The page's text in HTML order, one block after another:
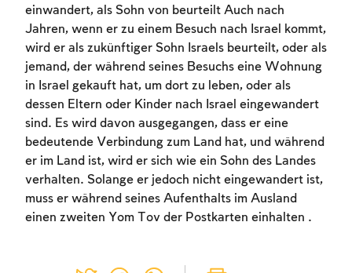
einwandert, als Sohn von beurteilt Auch nach
Jahren, wenn er zu einem Besuch nach Israel kommt,
wird er als zukünftiger Sohn Israels beurteilt, oder als
jemand, der während seines Besuchs eine Wohnung
in Israel gekauft hat, um dort zu leben, oder als
dessen Eltern oder Kinder nach Israel eingewandert
sind. Es wird davon ausgegangen, dass er eine
bedeutende Verbindung zum Land hat, und während
er im Land ist, wird er sich wie ein Sohn des Landes
verhalten. Solange er jedoch nicht eingewandert ist,
muss er während seines Aufenthalts im Ausland
einen zweiten Yom Tov der Postkarten einhalten .